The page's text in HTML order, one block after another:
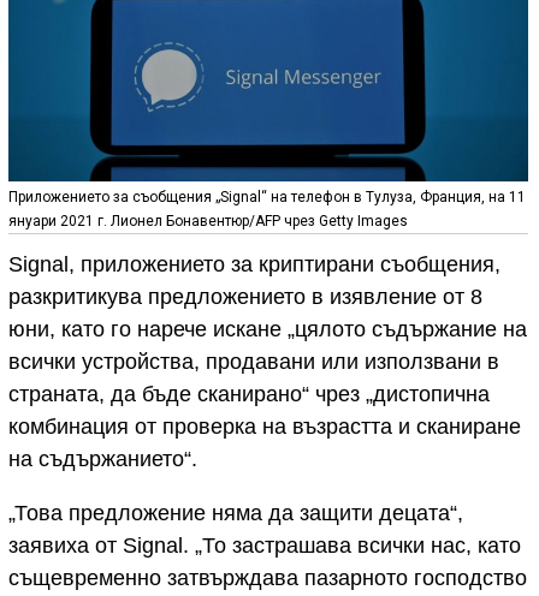
Приложението за съобщения „Signal“ на телефон в Тулуза, Франция, на 11
януари 2021 г. Лионел Бонавентюр/AFP чрез Getty Images
Signal, приложението за криптирани съобщения,
разкритикува предложението в изявление от 8
юни, като го нарече искане „цялото съдържание на
всички устройства, продавани или използвани в
страната, да бъде сканирано“ чрез „дистопична
комбинация от проверка на възрастта и сканиране
на съдържанието“.
„Това предложение няма да защити децата“,
заявиха от Signal. „То застрашава всички нас, като
същевременно затвърждава пазарното господство